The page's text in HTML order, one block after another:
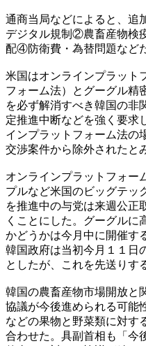
通商当局などによると、
デジタル規制②農畜産物検
配④防衛費・為替問題など
米国はオンラインプラット
フォーム法）とグーグル精
を必ず解消すべき韓国の非
定推進中断などを強く要求
インプラットフォーム法の
交渉案件から除外されたと
オンラインプラットフォー
プルなど米国のビッグテッ
を推進中の与党は来週公正
くことにした。グーグルに
かどうかは今月中に開催す
韓国政府は当初今月１１日
としたが、これを先送りす
韓国の農畜産物市場開放と
協議が今後進められる可能
などの果物と野菜類に対す
合わせた。具副首相も「今